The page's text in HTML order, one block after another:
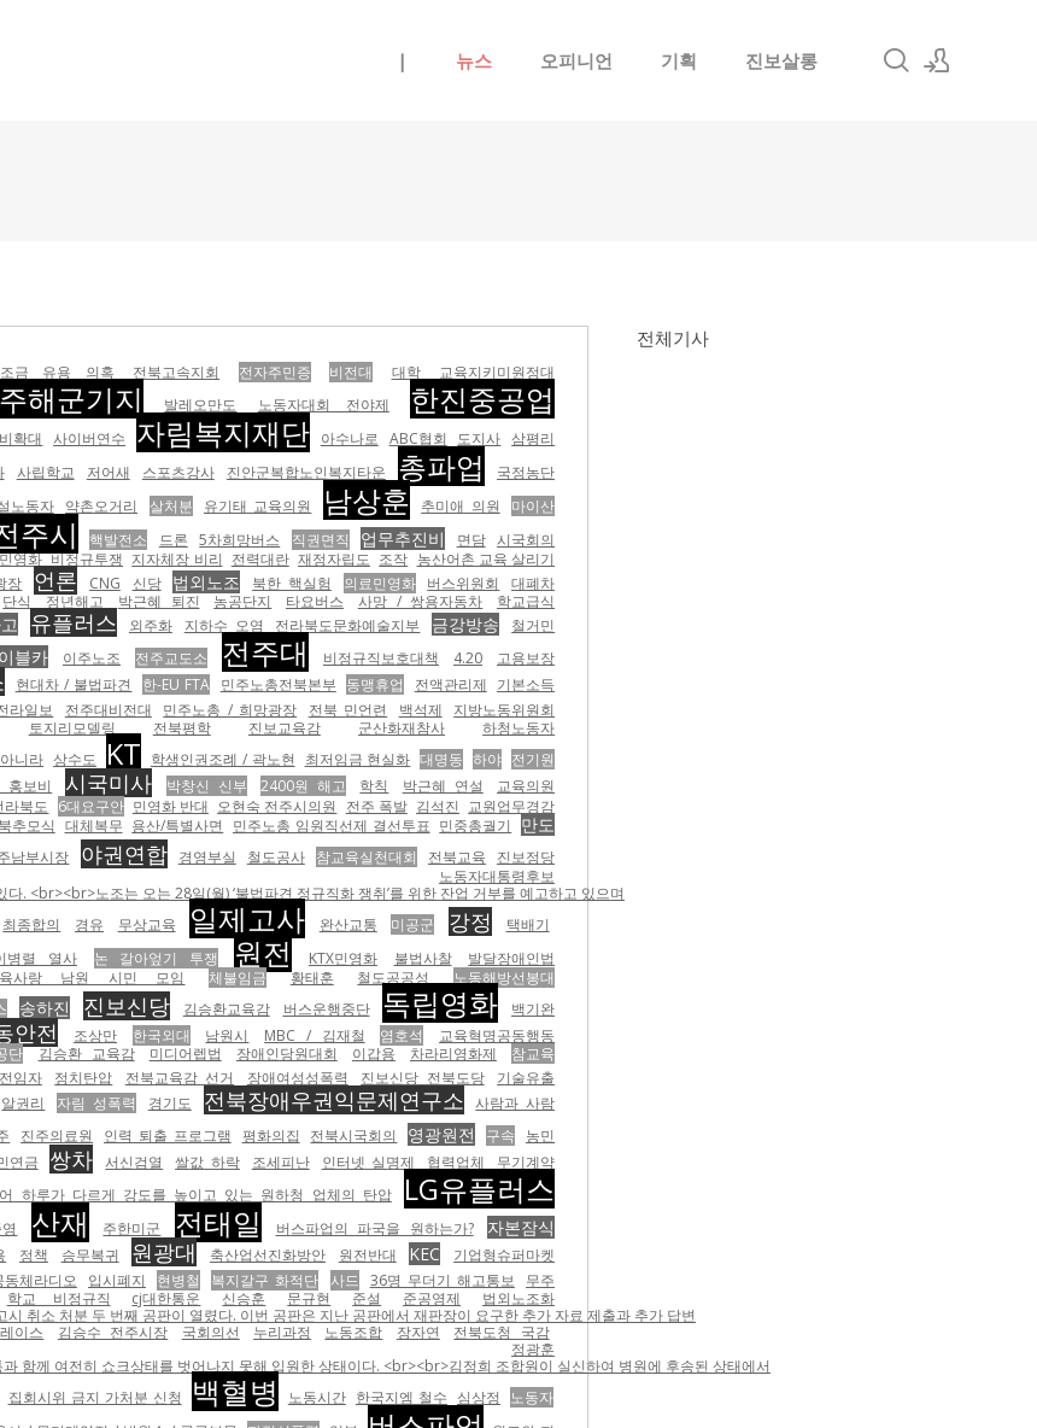
| 뉴스 오피니언 기획 진보살롱
전체기사
조금 유용 의혹 전북고속지회 전자주민증 비전대 대학 교육지키미원정대
해군기지 발레오만도 노동자대회 전야제 한진중공업
확대 사이버연수 자림복지재단 아수나로 ABC협회 도지사 삼평리
사립학교 저어새 스포츠강사 진안군복합노인복지타운 총파업
국정농단
노동자 약촌오거리 살처분 유기태 교육의원 남상훈 추미애 의원
마이산
주시 핵발전소 드론 5차희망버스 직권면직 업무추진비 면담 시국회의
영화 비정규투쟁 지자체장 비리 전력대란 재정자립도 조작 농산어촌 교육 살리기
장 언론 CNG 신당 법외노조 북한 핵실험 의료민영화 버스위원회
대폐차
단식 정년해고 박근혜 퇴진 농공단지 타요버스 사망 / 쌍용자동차 학교급식
유플러스 외주화 지하수 오염 전라북도문화예술지부 금강방송
철거민
블카 이주노조 전주교도소 전주대 비정규직보호대책 4.20
고용보장
현대차 / 불법파견 한-EU FTA 민주노총전북본부 동맹휴업 전액관리제 기본소득
라일보 전주대비전대 민주노총 / 희망광장 전북 민언련 백석제
지방노동위원회
토지리모델링 전북평학 진보교육감 군산화재참사
하청노동자
니라 상수도 KT 학생인권조례 / 곽노현 최저임금 현실화 대명동 하야 전기원
홍보비 시국미사 박창신 신부 2400원 해고 학칙 박근혜 연설
교육의원
라북도 6대요구안 민영화 반대 오현숙 전주시의원 전주 폭발 김석진 교원업무경감
추모식 대체복무 용산/특별사면 민주노총 임원직선제 결선투표 민중총궐기 만도
남부시장 야권연합 경영부실 철도공사 참교육실천대회 전북교육
진보정당
노동자대통령후보
. <br><br>노조는 오는 28일(월) ‘불법파견 정규직화 쟁취’를 위한 잔업 거부를 예고하고 있으며
최종합의 경유 무상교육 일제고사 완산교통 미공군 강정
택배기
병렬 열사 논 갈아엎기 투쟁 원전 KTX민영화 불법사찰
발달장애인법
육사랑 남원 시민 모임 체불임금 황태훈 철도공공성
노동해방선봉대
송하진 진보신당 김승환교육감 버스운행중단 독립영화
백기완
안전 조상만 한국외대 남원시 MBC / 김재철 염호석
교육혁명공동행동
단 김승환 교육감 미디어렙법 장애인당원대회 이갑용 차라리영화제
참교육
전임자 정치탄압 전북교육감 선거 장애여성성폭력 진보신당 전북도당
기술유출
알권리 자림 성폭력 경기도 전북장애우권익문제연구소 사람과 사람
진주의료원 인력 퇴출 프로그램 평화의집 전북시국회의 영광원전 구속
농민
연금 쌍차 서신검열 쌀값 하락 조세피난 인터넷 실명제 협력업체 무기계약
하루가 다르게 강도를 높이고 있는 원하청 업체의 탄압 LG유플러스
산재 주한미군 전태일 버스파업의 파국을 원하는가? 자본잠식
정책 승무복귀 원광대 축산업선진화방안 원전반대 KEC 기업형슈퍼마켓
동체라디오 입시폐지 현병철 복지갈구 화적단 사드 36명 무더기 해고통보
무주
학교 비정규직 cj대한통운 신승훈 문규현 준설 준공영제
법외노조화
취소 처분 두 번째 공판이 열렸다. 이번 공판은 지난 공판에서 재판장이 요구한 추가 자료 제출과 추가 답변
이스 김승수 전주시장 국회의선 누리과정 노동조합 장자연
전북도청 국감
정광훈
함께 여전히 쇼크상태를 벗어나지 못해 입원한 상태이다. <br><br>김정희 조합원이 실신하여 병원에 후송된 상태에서
집회시위 금지 가처분 신청 백혈병 노동시간 한국지엠 철수 심상정 노동자